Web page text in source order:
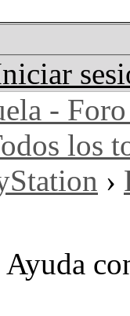
-
los
›
Ayuda